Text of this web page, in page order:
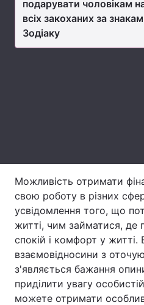
Відео з Youtube
Інтерв'ю
Тема оформлення
подарувати чоловікам
всіх закоханих за
Зодіаку
Можливість отримати
свою роботу в різних
усвідомлення того, що
житті, чим займатися, де
спокій і комфорт у
взаємовідносини з
з'являється бажання
приділити увагу
можете отримати